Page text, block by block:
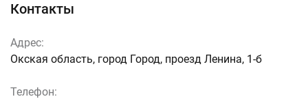
Контакты
Адрес:
Окская область, город Город, проезд Ленина, 1-б
Телефон: